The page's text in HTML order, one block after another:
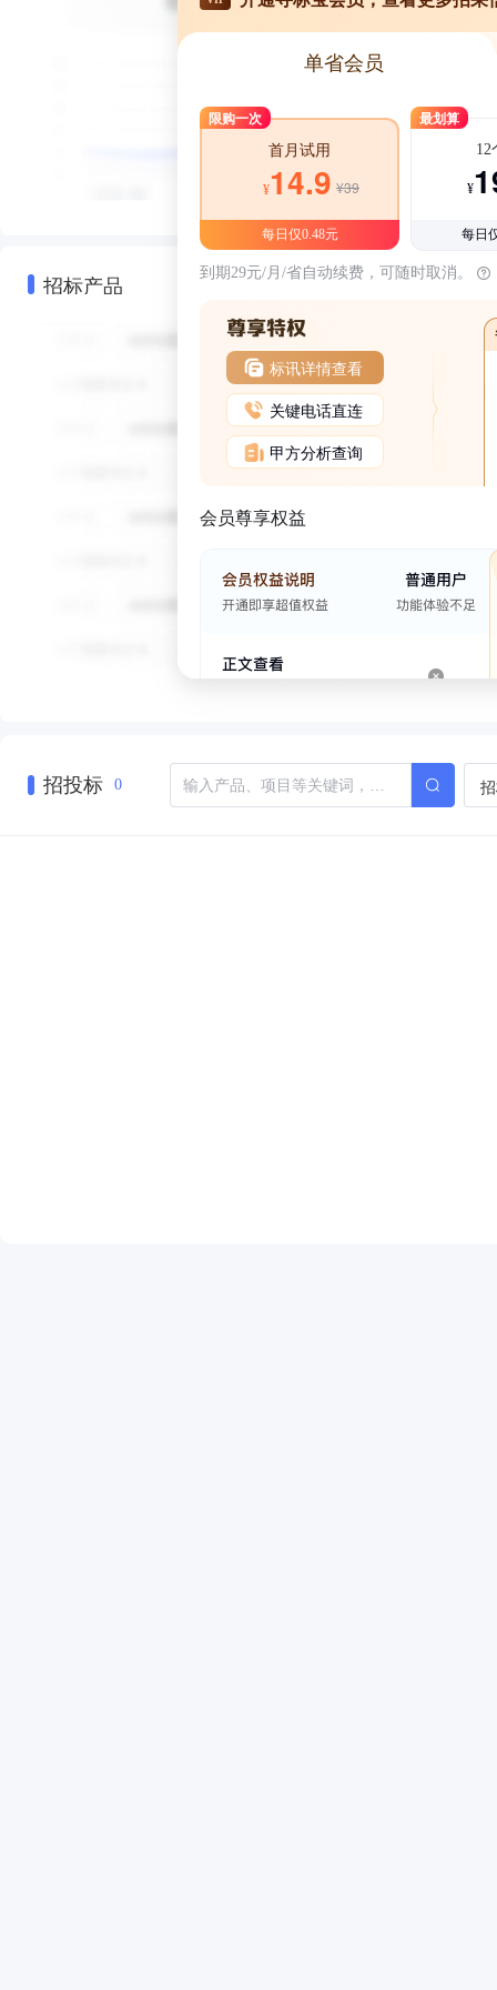
招标产品
单省会员
限购一次
首月试用
¥14.9 ¥39
每日仅0.48元
最划算
12
¥
每日
到期29元/月/省自动续费，可随时取消。
标讯详情查看
关键电话直连
甲方分析查询
会员尊享权益
招投标 0